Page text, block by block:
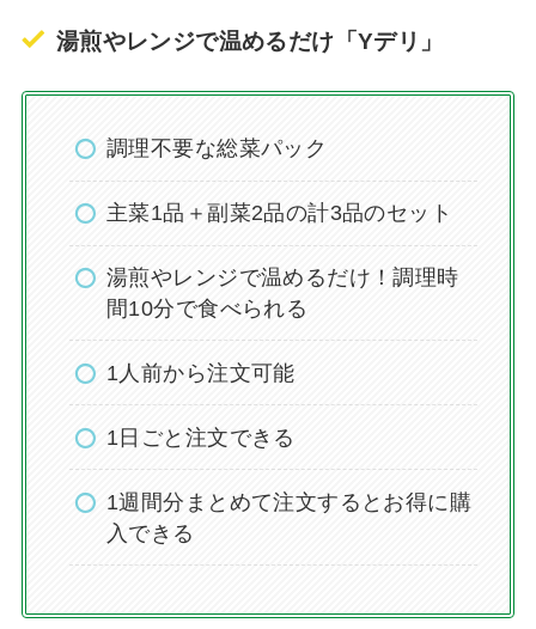
湯煎やレンジで温めるだけ「Yデリ」
調理不要な総菜パック
主菜1品＋副菜2品の計3品のセット
湯煎やレンジで温めるだけ！調理時
間10分で食べられる
1人前から注文可能
1日ごと注文できる
1週間分まとめて注文するとお得に購
入できる